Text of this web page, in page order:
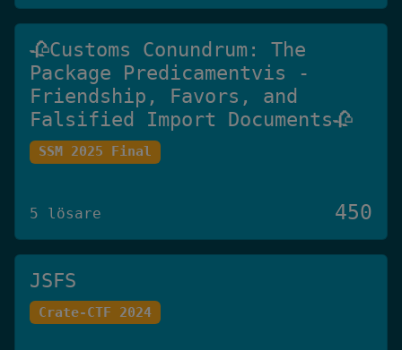
🥀Customs Conundrum: The
Package Predicamentvis -
Friendship, Favors, and
Falsified Import Documents🥀
SSM 2025 Final
5 lösare 450
JSFS
Crate-CTF 2024